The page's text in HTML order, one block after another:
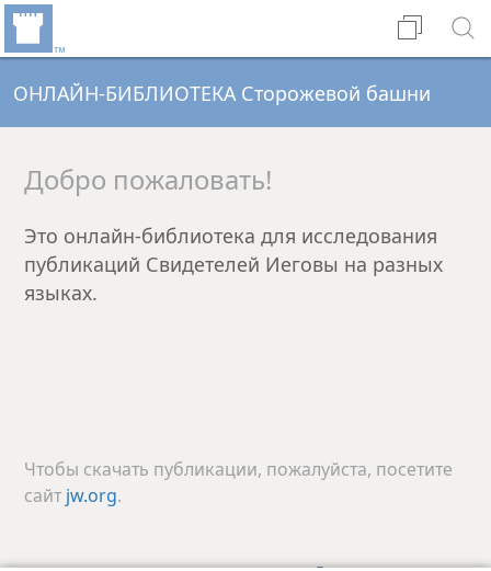
ОНЛАЙН-БИБЛИОТЕКА Сторожевой башни
Добро пожаловать!
Это онлайн-библиотека для исследования
публикаций Свидетелей Иеговы на разных
языках.
Чтобы скачать публикации, пожалуйста, посетите
сайт jw.org.